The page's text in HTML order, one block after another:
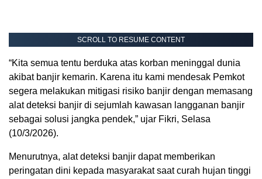
SCROLL TO RESUME CONTENT
“Kita semua tentu berduka atas korban meninggal dunia
akibat banjir kemarin. Karena itu kami mendesak Pemkot
segera melakukan mitigasi risiko banjir dengan memasang
alat deteksi banjir di sejumlah kawasan langganan banjir
sebagai solusi jangka pendek,” ujar Fikri, Selasa
(10/3/2026).
Menurutnya, alat deteksi banjir dapat memberikan
peringatan dini kepada masyarakat saat curah hujan tinggi